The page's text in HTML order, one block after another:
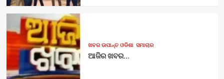
ଖବର ଉପାନ୍ତ ଓଡିଶା ସମାଚାର
ଆଜିର ଖବର…